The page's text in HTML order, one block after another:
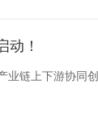
动！
链上下游协